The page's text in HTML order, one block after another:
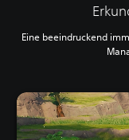
Eine beeindruckend